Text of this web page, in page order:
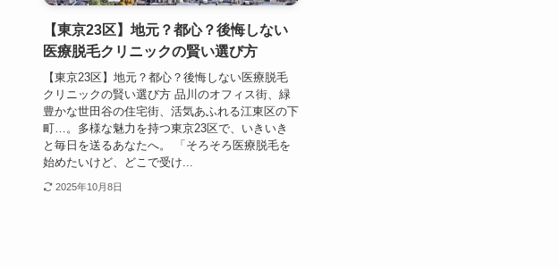
【東京23区】地元？都心？後悔しない
医療脱毛クリニックの賢い選び方
【東京23区】地元？都心？後悔しない医療脱毛
クリニックの賢い選び方 品川のオフィス街、緑
豊かな世田谷の住宅街、活気あふれる江東区の下
町…。多様な魅力を持つ東京23区で、いきいき
と毎日を送るあなたへ。 「そろそろ医療脱毛を
始めたいけど、どこで受け...
2025年10月8日